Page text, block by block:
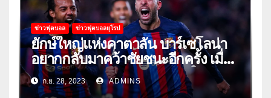
ข่าวฟุตบอล ข่าวฟุตบอลยุโรป
ยักษ์ใหญ่แห่งคาตาลัน บาร์เซโลน่า
อยากกลับมาคว้าชัยชนะอีกครั้ง เมื่อ
พวกเขาเปิดบ้านรับมือเซบีย่าในลีก
ก.ย. 28, 2023 ADMINS